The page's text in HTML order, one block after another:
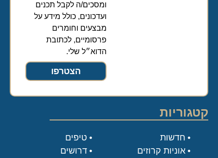
ומסכים/ה לקבל תכנים
ועדכונים, כולל מידע על
מבצעים וחומרים
פרסומיים, לכתובת
הדוא״ל שלי.
הצטרפו
קטגוריות
טיפים
דרושים
חדשות
אוניות קרוזים